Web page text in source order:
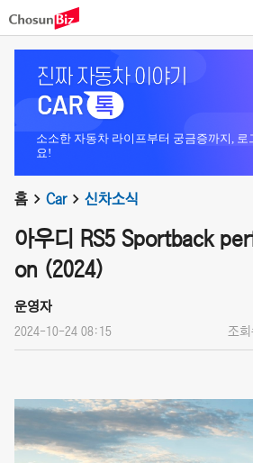
소소한 자동차 라이프부터 궁금증까지, 로
요!
홈 Car 신차소식
아우디 RS5 Sportback
on (2024)
운영자
2024-10-24 08:15 조